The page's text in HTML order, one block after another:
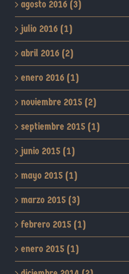
agosto 2016 (3)
julio 2016 (1)
abril 2016 (2)
enero 2016 (1)
noviembre 2015 (2)
septiembre 2015 (1)
junio 2015 (1)
mayo 2015 (1)
marzo 2015 (3)
febrero 2015 (1)
enero 2015 (1)